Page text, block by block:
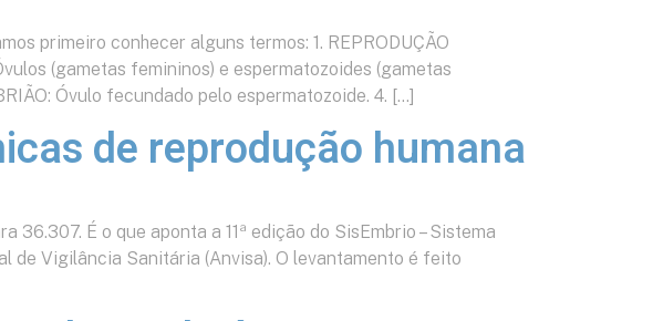
primeiro conhecer alguns termos: 1. REPRODUÇÃO
(gametas femininos) e espermatozoides (gametas
Óvulo fecundado pelo espermatozoide. 4. […]
de reprodução humana
É o que aponta a 11ª edição do SisEmbrio – Sistema
de Vigilância Sanitária (Anvisa). O levantamento é feito